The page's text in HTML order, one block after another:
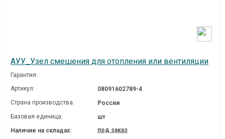
АУУ_Узел смешения для отопления или вентиляции
Гарантия:
Артикул:
08091602789-4
Страна производства:
Россия
Базовая единица:
шт
Наличие на складах:
под заказ